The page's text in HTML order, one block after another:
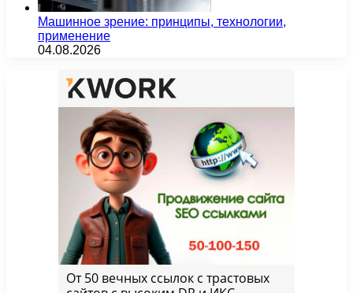
Машинное зрение: принципы, технологии,
применение
04.08.2026